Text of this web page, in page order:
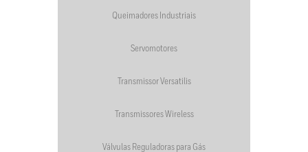
Queimadores Industriais
Servomotores
Transmissor Versatilis
Transmissores Wireless
Válvulas Reguladoras para Gás